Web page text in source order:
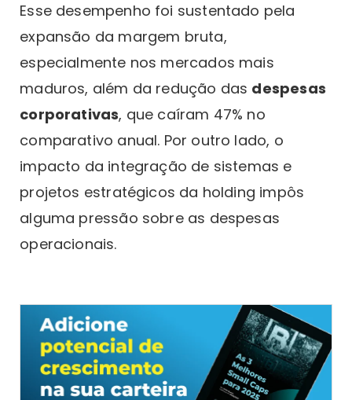
Esse desempenho foi sustentado pela
expansão da margem bruta,
especialmente nos mercados mais
maduros, além da redução das despesas
corporativas, que caíram 47% no
comparativo anual. Por outro lado, o
impacto da integração de sistemas e
projetos estratégicos da holding impôs
alguma pressão sobre as despesas
operacionais.